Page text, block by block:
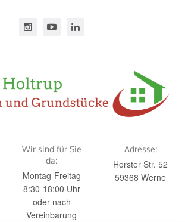
Wir sind für Sie
da:
Montag-Freitag
8:30-18:00 Uhr
oder nach
Vereinbarung
Adresse:
Horster Str. 52
59368 Werne